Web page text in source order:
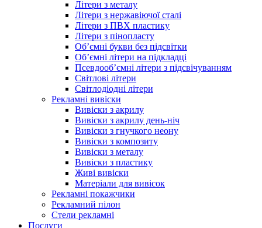
Літери з металу
Літери з нержавіючої сталі
Літери з ПВХ пластику
Літери з пінопласту
Об’ємні букви без підсвітки
Об’ємні літери на підкладці
Псевдооб’ємні літери з підсвічуванням
Світлові літери
Світлодіодні літери
Рекламні вивіски
Вивіски з акрилу
Вивіски з акрилу день-ніч
Вивіски з гнучкого неону
Вивіски з композиту
Вивіски з металу
Вивіски з пластику
Живі вивіски
Матеріали для вивісок
Рекламні покажчики
Рекламний пілон
Стели рекламні
Послуги